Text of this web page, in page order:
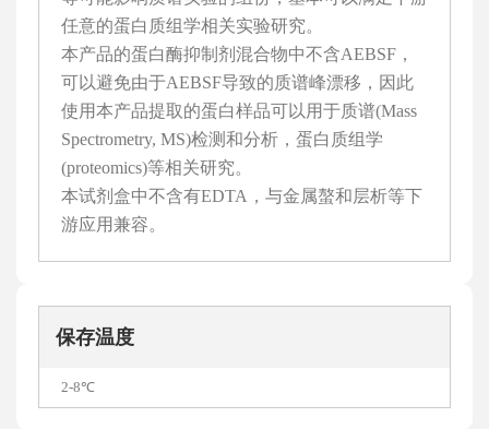
任意的蛋白质组学相关实验研究。
本产品的蛋白酶抑制剂混合物中不含AEBSF，
可以避免由于AEBSF导致的质谱峰漂移，因此
使用本产品提取的蛋白样品可以用于质谱(Mass
Spectrometry, MS)检测和分析，蛋白质组学
(proteomics)等相关研究。
本试剂盒中不含有EDTA，与金属螯和层析等下
游应用兼容。
保存温度
2-8℃